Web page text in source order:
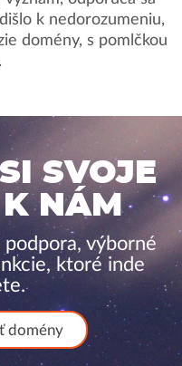
k nedorozumeniu,
domény, s pomlčkou
SVOJE
K NÁM
výborné
ktoré inde
domény